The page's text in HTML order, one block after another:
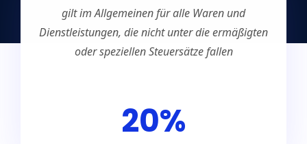
gilt im Allgemeinen für alle Waren und
Dienstleistungen, die nicht unter die ermäßigten
oder speziellen Steuersätze fallen
20%